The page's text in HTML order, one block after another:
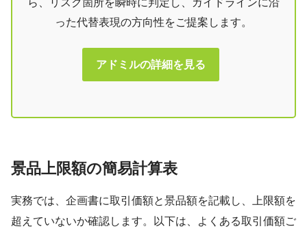
った代替表現の方向性をご提案します。
アドミルの詳細を見る
景品上限額の簡易計算表
実務では、企画書に取引価額と景品額を記載し、上限額を
超えていないか確認します。以下は、よくある取引価額ご